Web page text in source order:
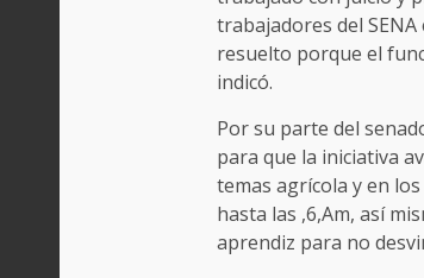
trabajadores del
resuelto porque el
indicó.
Por su parte del
para que la iniciativa
temas agrícola y en
hasta las ,6,Am, así
aprendiz para no